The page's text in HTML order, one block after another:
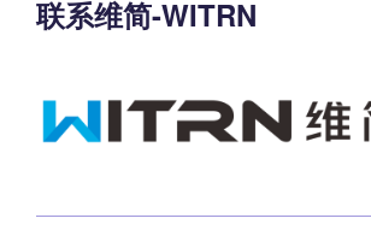
于
联系维简-WITRN